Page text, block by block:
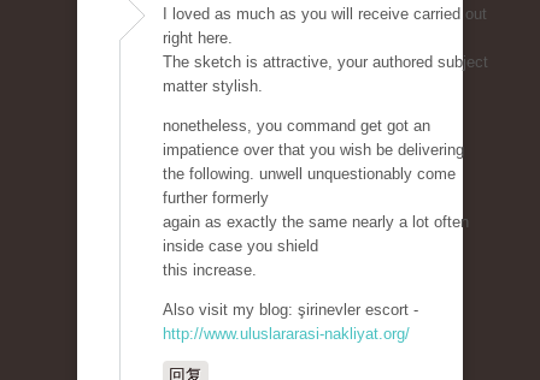
I loved as much as you will receive carried out
right here.
The sketch is attractive, your authored subject
matter stylish.
nonetheless, you command get got an
impatience over that you wish be delivering
the following. unwell unquestionably come
further formerly
again as exactly the same nearly a lot often
inside case you shield
this increase.
Also visit my blog: şirinevler escort -
http://www.uluslararasi-nakliyat.org/
回复